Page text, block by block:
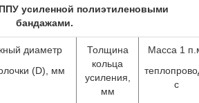
усиленной полиэтиленовыми
бандажами.
диаметр
(D), мм
Толщина
кольца
усиления,
мм
Масса 1
с